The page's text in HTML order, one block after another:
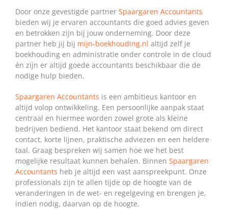
Door onze gevestigde partner Spaargaren Accountants
bieden wij je ervaren accountants die goed advies geven
en betrokken zijn bij jouw onderneming. Door deze
partner heb jij bij mijn-boekhouding.nl altijd zelf je
boekhouding en administratie onder controle in de cloud
én zijn er altijd goede accountants beschikbaar die de
nodige hulp bieden.
Spaargaren Accountants is een ambitieus kantoor en
altijd volop ontwikkeling. Een persoonlijke aanpak staat
centraal en hiermee worden zowel grote als kleine
bedrijven bediend. Het kantoor staat bekend om direct
contact, korte lijnen, praktische adviezen en een heldere
taal. Graag bespreken wij samen hoe we het best
mogelijke resultaat kunnen behalen. Binnen Spaargaren
Accountants heb je altijd een vast aanspreekpunt. Onze
professionals zijn te allen tijde op de hoogte van de
veranderingen in de wet- en regelgeving en brengen je,
indien nodig, daarvan op de hoogte.